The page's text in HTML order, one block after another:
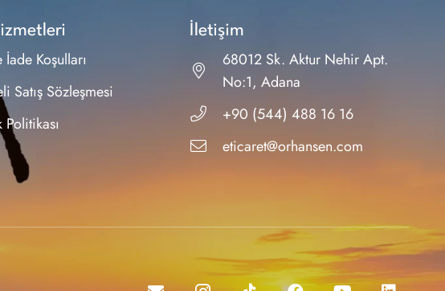
İade Koşulları
Satış Sözleşmesi
İletişim
68012 Sk. Aktur Nehir Apt.
No:1, Adana
+90 (544) 488 16 16
eticaret@orhansen.com